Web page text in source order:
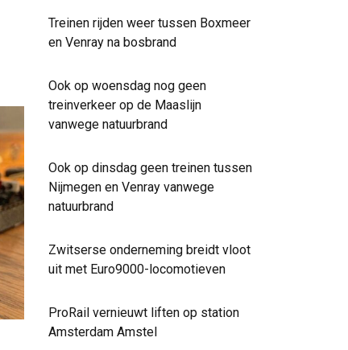
Treinen rijden weer tussen Boxmeer
en Venray na bosbrand
Ook op woensdag nog geen
treinverkeer op de Maaslijn
vanwege natuurbrand
Ook op dinsdag geen treinen tussen
Nijmegen en Venray vanwege
natuurbrand
Zwitserse onderneming breidt vloot
uit met Euro9000-locomotieven
ProRail vernieuwt liften op station
Amsterdam Amstel